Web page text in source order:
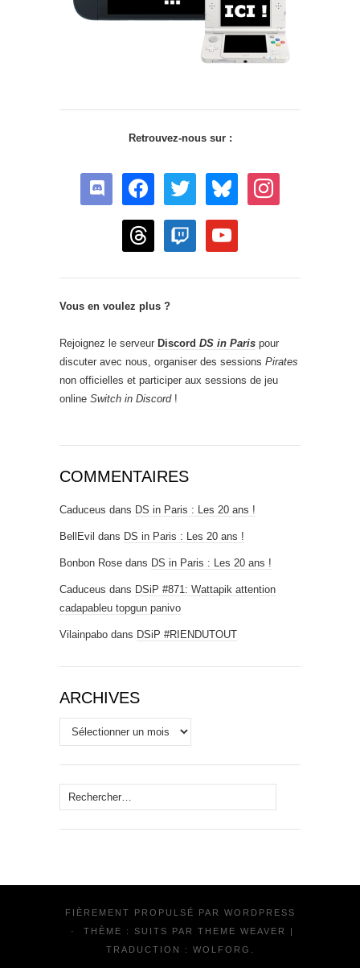
Retrouvez-nous sur :
discord facebook twitter bluesky instagram
threads twitch youtube
Vous en voulez plus ?
Rejoignez le serveur Discord DS in Paris pour
discuter avec nous, organiser des sessions Pirates
non officielles et participer aux sessions de jeu
online Switch in Discord!
COMMENTAIRES
Caduceus dans DS in Paris : Les 20 ans !
BellEvil dans DS in Paris : Les 20 ans !
Bonbon Rose dans DS in Paris : Les 20 ans !
Caduceus dans DSiP #871: Wattapik attention
cadapableu topgun panivo
Vilainpabo dans DSiP #RIENDUTOUT
ARCHIVES
Archives
Rechercher :
FIÈREMENT PROPULSÉ PAR WORDPRESS
·
THÈME : SUITS PAR THEME WEAVER
TRADUCTION : WOLFORG